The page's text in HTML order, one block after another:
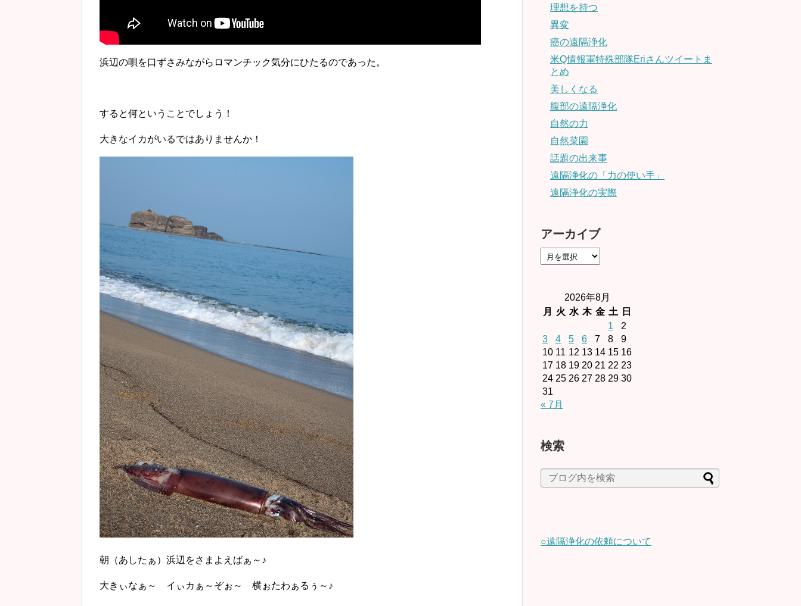
浜辺の唄を口ずさみながらロマンチック気分にひたるのであった。
すると何ということでしょう！
大きなイカがいるではありませんか！
朝（あしたぁ）浜辺をさまよえばぁ～♪
大きぃなぁ～ イぃカぁ～ぞぉ～ 横ぉたわぁるぅ～♪
理想を持つ
異変
癌の遠隔浄化
米Q情報軍特殊部隊Eriさんツイートま
とめ
美しくなる
腹部の遠隔浄化
自然の力
自然菜園
話題の出来事
遠隔浄化の「力の使い手」
遠隔浄化の実際
アーカイブ
2026年8月
月
火 水 木 金 土
日
1
2
3
4 5 6 7 8
9
10 11 12 13 14 15 16
17 18 19 20 21 22 23
24 25 26 27 28 29 30
31
« 7月
検索
○遠隔浄化の依頼について